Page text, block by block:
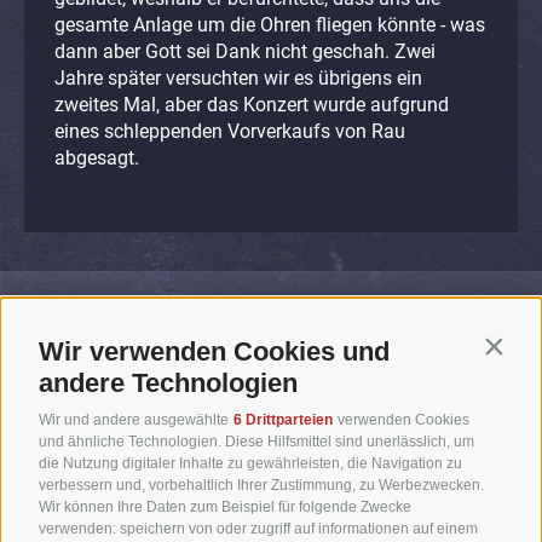
Wir verwenden Cookies und
andere Technologien
Wir und andere ausgewählte 6 Drittparteien verwenden Cookies
und ähnliche Technologien. Diese Hilfsmittel sind unerlässlich, um
die Nutzung digitaler Inhalte zu gewährleisten, die Navigation zu
verbessern und, vorbehaltlich Ihrer Zustimmung, zu Werbezwecken.
Wir können Ihre Daten zum Beispiel für folgende Zwecke
verwenden: speichern von oder zugriff auf informationen auf einem
gesamte Anlage um die Ohren fliegen könnte - was
dann aber Gott sei Dank nicht geschah. Zwei
Jahre später versuchten wir es übrigens ein
zweites Mal, aber das Konzert wurde aufgrund
eines schleppenden Vorverkaufs von Rau
abgesagt.
TERMINE
25.09.1984
Dienstag
ST. ULRICH, Eisstadion // 20:00 Uhr